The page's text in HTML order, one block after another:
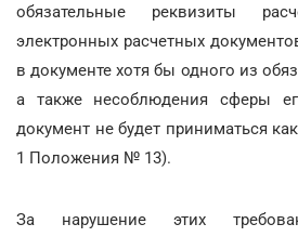
обязательные реквизиты
электронных расчетных
в документе хотя бы одного из
а также несоблюдения сферы
документ не будет приниматься
1 Положения № 13).
За нарушение этих